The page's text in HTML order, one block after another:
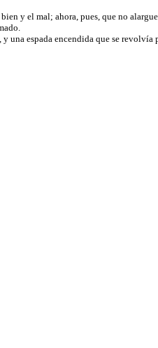
y el mal; ahora, pues, que no
una espada encendida que se